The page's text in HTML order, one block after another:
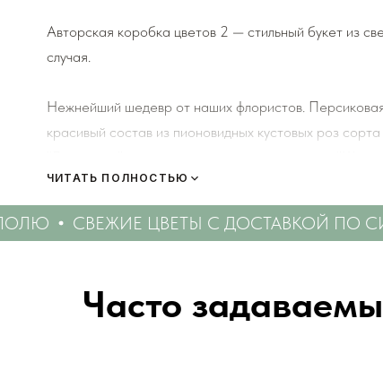
Авторская коробка цветов 2 — стильный букет из
случая.
Нежнейший шедевр от наших флористов.
красивый состав из пионовидных кустовых роз
множества редких и необычных сухоцветов.
К каждому букету мы прикладываем правила по
Мы подходим к каждой доставке цветов
ЧИТАТЬ ПОЛНОСТЬЮ
СВЕЖИЕ ЦВЕТЫ С ДОСТАВКОЙ ПО
Часто